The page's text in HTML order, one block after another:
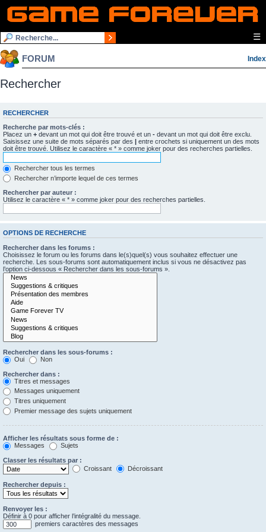
☰
FORUM Index
Rechercher
RECHERCHER
Recherche par mots-clés :
Placez un + devant un mot qui doit être trouvé et un - devant un mot qui doit être exclu.
Saisissez une suite de mots séparés par des | entre crochets si uniquement un des mots
doit être trouvé. Utilisez le caractère « * » comme joker pour des recherches partielles.
Rechercher tous les termes
Rechercher n’importe lequel de ces termes
Rechercher par auteur :
Utilisez le caractère « * » comme joker pour des recherches partielles.
OPTIONS DE RECHERCHE
Rechercher dans les forums :
Choisissez le forum ou les forums dans le(s)quel(s) vous souhaitez effectuer une
recherche. Les sous-forums sont automatiquement inclus si vous ne désactivez pas
l’option ci-dessous « Rechercher dans les sous-forums ».
Rechercher dans les sous-forums :
Oui
Non
Rechercher dans :
Titres et messages
Messages uniquement
Titres uniquement
Premier message des sujets uniquement
Afficher les résultats sous forme de :
Messages
Sujets
Classer les résultats par :
Croissant
Décroissant
Rechercher depuis :
Renvoyer les :
Définir à 0 pour afficher l’intégralité du message.
premiers caractères des messages